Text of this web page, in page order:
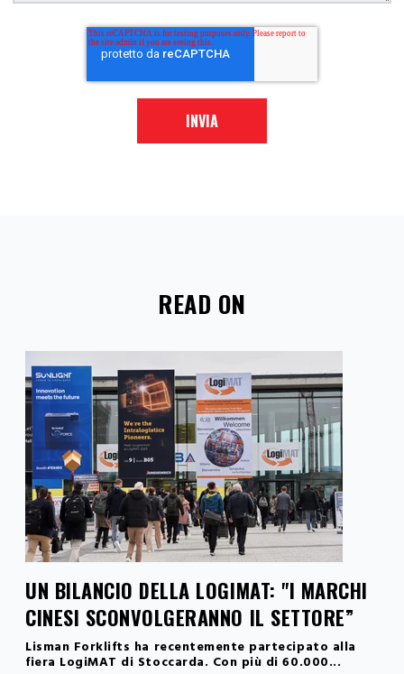
READ ON
UN BILANCIO DELLA LOGIMAT: "I MARCHI
CINESI SCONVOLGERANNO IL SETTORE”
Lisman Forklifts ha recentemente partecipato alla
fiera LogiMAT di Stoccarda. Con più di 60.000...